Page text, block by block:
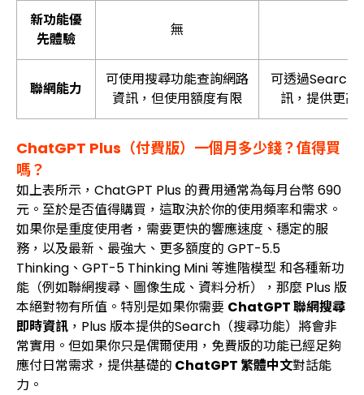
新功能優
先體驗
無
聯網能力
可使用搜尋功能查詢網路
資訊，但使用額度有限
可透過Search
訊，提供更高
ChatGPT Plus（付費版）一個月多少錢？值得買
嗎？
如上表所示，ChatGPT Plus 的費用通常為每月台幣 690
元。至於是否值得購買，這取決於你的使用頻率和需求。
如果你是重度使用者，需要更快的響應速度、穩定的服
務，以及最新、最強大、更多額度的 GPT-5.5
Thinking、GPT-5 Thinking Mini 等進階模型 和各種新功
能（例如聯網搜尋、圖像生成、資料分析），那麼 Plus 版
本絕對物有所值。特別是如果你需要 ChatGPT 聯網搜尋
即時資訊 ，Plus 版本提供的Search（搜尋功能）將會非
常實用。但如果你只是偶爾使用，免費版的功能已經足夠
應付日常需求，提供基礎的 ChatGPT 繁體中文對話能
力。